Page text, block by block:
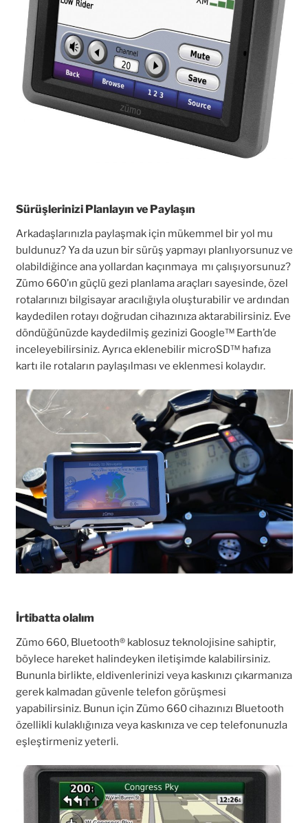
Sürüşlerinizi Planlayın ve Paylaşın
Arkadaşlarınızla paylaşmak için mükemmel bir yol mu
buldunuz? Ya da uzun bir sürüş yapmayı planlıyorsunuz ve
olabildiğince ana yollardan kaçınmaya mı çalışıyorsunuz?
Zümo 660’ın güçlü gezi planlama araçları sayesinde, özel
rotalarınızı bilgisayar aracılığıyla oluşturabilir ve ardından
kaydedilen rotayı doğrudan cihazınıza aktarabilirsiniz. Eve
döndüğünüzde kaydedilmiş gezinizi Google™ Earth’de
inceleyebilirsiniz. Ayrıca eklenebilir microSD™ hafıza
kartı ile rotaların paylaşılması ve eklenmesi kolaydır.
İrtibatta olalım
Zümo 660, Bluetooth® kablosuz teknolojisine sahiptir,
böylece hareket halindeyken iletişimde kalabilirsiniz.
Bununla birlikte, eldivenlerinizi veya kaskınızı çıkarmanıza
gerek kalmadan güvenle telefon görüşmesi
yapabilirsiniz. Bunun için Zümo 660 cihazınızı Bluetooth
özellikli kulaklığınıza veya kaskınıza ve cep telefonunuzla
eşleştirmeniz yeterli.